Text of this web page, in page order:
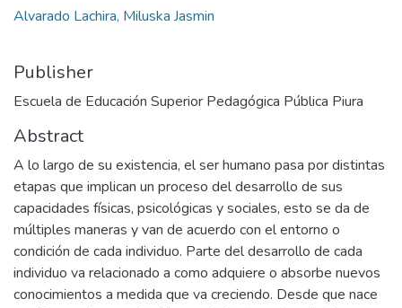
Alvarado Lachira, Miluska Jasmin
Publisher
Escuela de Educación Superior Pedagógica Pública Piura
Abstract
A lo largo de su existencia, el ser humano pasa por distintas
etapas que implican un proceso del desarrollo de sus
capacidades físicas, psicológicas y sociales, esto se da de
múltiples maneras y van de acuerdo con el entorno o
condición de cada individuo. Parte del desarrollo de cada
individuo va relacionado a como adquiere o absorbe nuevos
conocimientos a medida que va creciendo. Desde que nace